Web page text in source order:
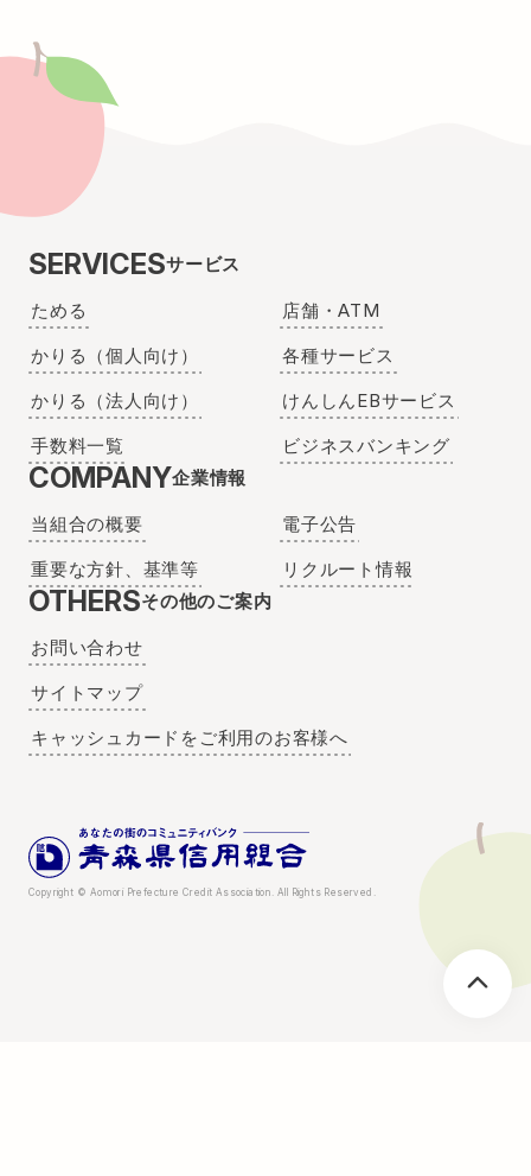
SERVICESサービス
ためる
かりる（個人向け）
かりる（法人向け）
手数料一覧
店舗・ATM
各種サービス
けんしんEBサービス
ビジネスバンキング
COMPANY企業情報
当組合の概要
重要な方針、基準等
電子公告
リクルート情報
OTHERSその他のご案内
お問い合わせ
サイトマップ
キャッシュカードをご利用のお客様へ
Copyright © Aomori Prefecture Credit Association. All Rights Reserved.